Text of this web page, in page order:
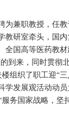
兼职教授，任教
教研室牵头，国
国高等医药教
到来，同时贯
组织了职工迎“三
学发展观活动动
务国家战略，坚